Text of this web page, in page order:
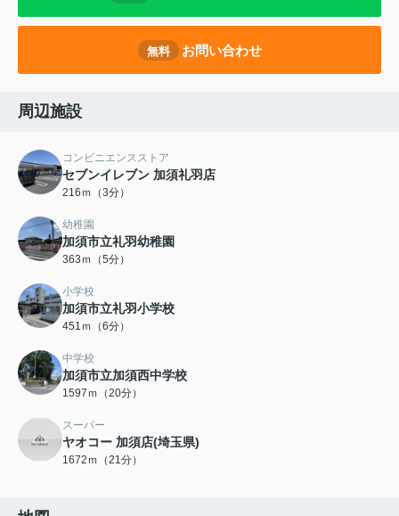
無料 お問い合わせ
周辺施設
コンビニエンスストア
セブンイレブン 加須礼羽店
216ｍ（3分）
幼稚園
加須市立礼羽幼稚園
363ｍ（5分）
小学校
加須市立礼羽小学校
451ｍ（6分）
中学校
加須市立加須西中学校
1597ｍ（20分）
スーパー
ヤオコー 加須店(埼玉県)
1672ｍ（21分）